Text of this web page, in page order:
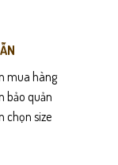
ở mức tối ưu:
to sẽ thon gọn
mua hàng
bảo quản
chọn size